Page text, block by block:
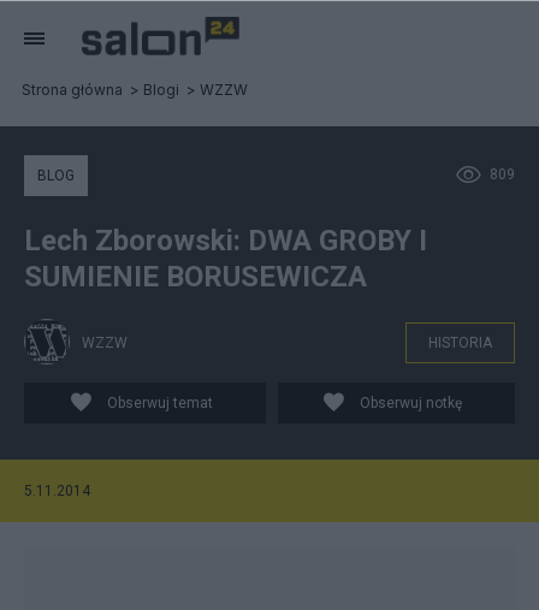
Strona główna Blogi WZZW
809
BLOG
Lech Zborowski: DWA GROBY I
SUMIENIE BORUSEWICZA
WZZW HISTORIA
Obserwuj temat Obserwuj notkę
5.11.2014